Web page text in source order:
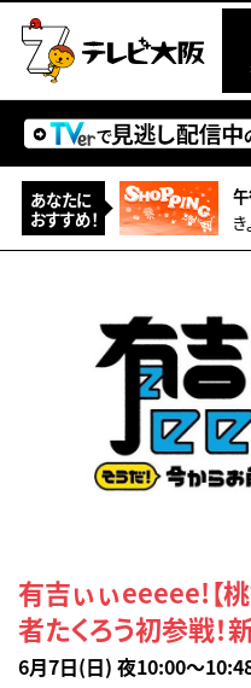
あなたに
おすすめ！
有吉ぃぃeeeee!【
者たくろう初参戦！
6月7日(日) 夜10:00～